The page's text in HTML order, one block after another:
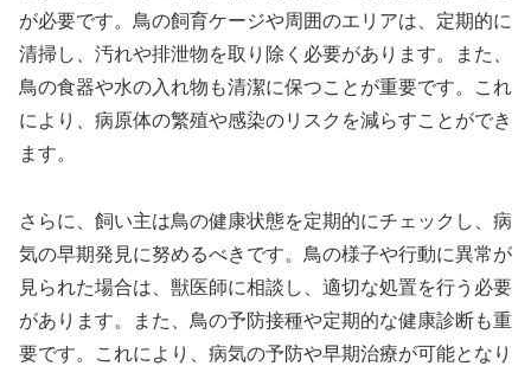
が必要です。鳥の飼育ケージや周囲のエリアは、定期的に
清掃し、汚れや排泄物を取り除く必要があります。また、
鳥の食器や水の入れ物も清潔に保つことが重要です。これ
により、病原体の繁殖や感染のリスクを減らすことができ
ます。
さらに、飼い主は鳥の健康状態を定期的にチェックし、病
気の早期発見に努めるべきです。鳥の様子や行動に異常が
見られた場合は、獣医師に相談し、適切な処置を行う必要
があります。また、鳥の予防接種や定期的な健康診断も重
要です。これにより、病気の予防や早期治療が可能となり